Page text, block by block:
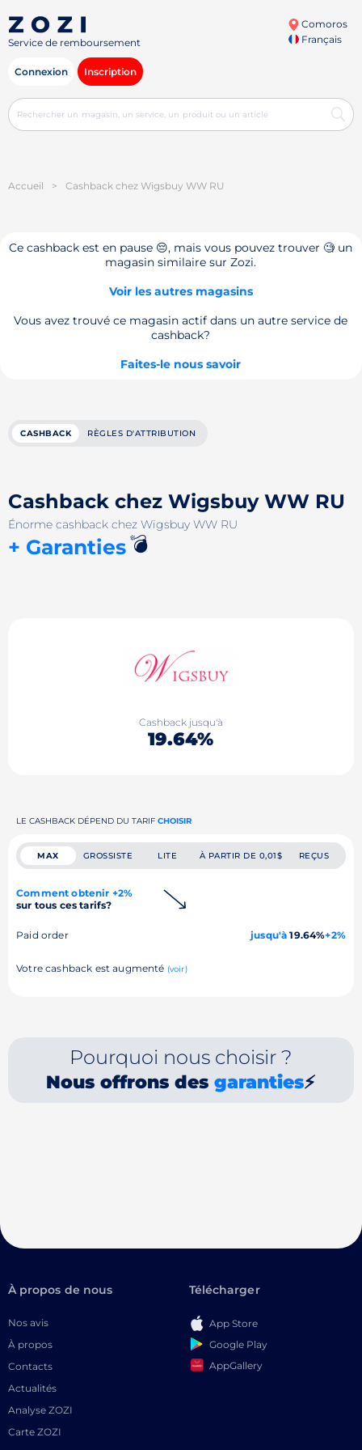
Service de remboursement
Comoros
Français
Connexion Inscription
Accueil > Cashback chez Wigsbuy WW RU
Ce cashback est en pause 😔, mais vous pouvez trouver 🧐 un
magasin similaire sur Zozi.
Voir les autres magasins
Vous avez trouvé ce magasin actif dans un autre service de
cashback?
Faites-le nous savoir
CASHBACK RÈGLES D'ATTRIBUTION
Cashback chez Wigsbuy WW RU
Énorme cashback chez Wigsbuy WW RU
+ Garanties💣
Cashback jusqu'à
19.64%
LE CASHBACK DÉPEND DU TARIF CHOISIR
MAX GROSSISTE LITE À PARTIR DE 0,01$ REÇUS
Comment obtenir +2%
sur tous ces tarifs?
Paid order jusqu'à 19.64%+2%
Votre cashback est augmenté (voir)
Pourquoi nous choisir ?
Nous offrons desgaranties⚡
À propos de nous
Nos avis
À propos
Contacts
Actualités
Analyse ZOZI
Carte ZOZI
Télécharger
App Store
Google Play
AppGallery